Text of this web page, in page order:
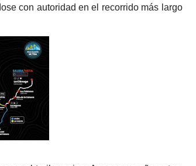
con autoridad en el recorrido más largo